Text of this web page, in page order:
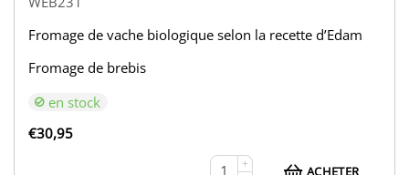
Fromage de vache biologique selon la recette d’Edam
Fromage de brebis
en stock
€30,95
+
ACHETER